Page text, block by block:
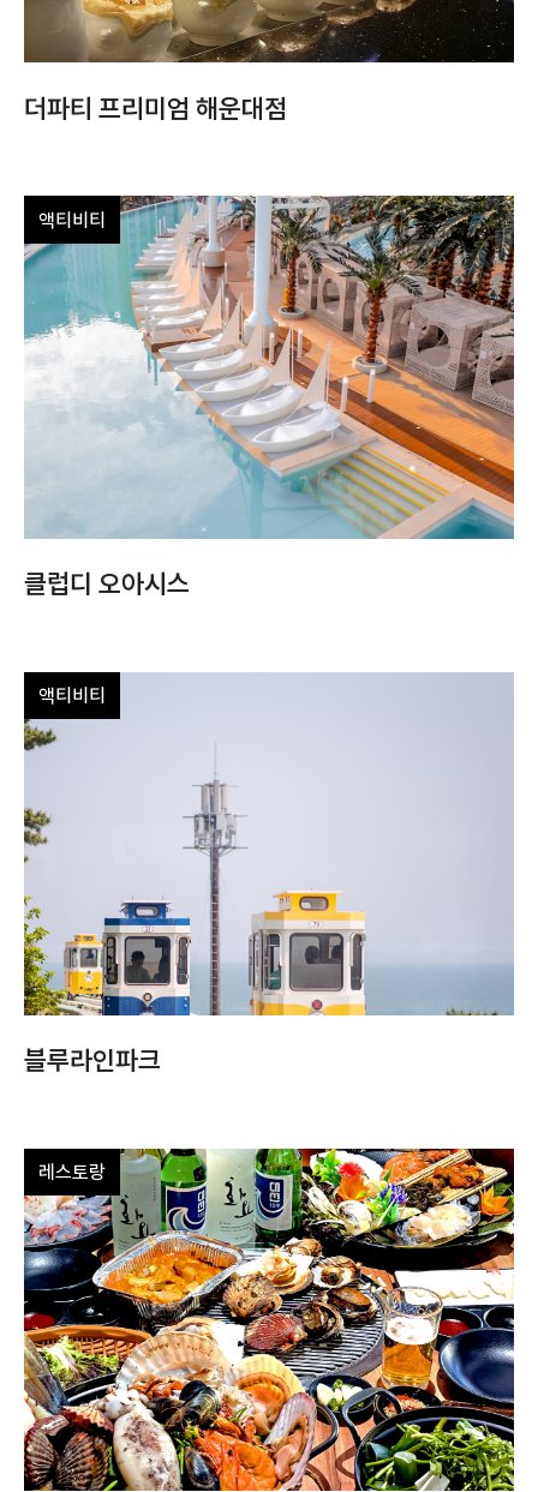
더파티 프리미엄 해운대점
액티비티
클럽디 오아시스
액티비티
블루라인파크
레스토랑